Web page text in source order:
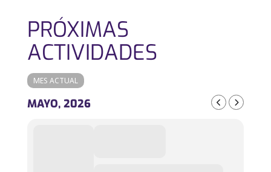
PRÓXIMAS
ACTIVIDADES
MES ACTUAL
MAYO, 2026